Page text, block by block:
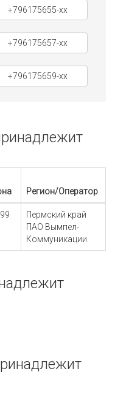
+796175655-xx
+796175657-xx
+796175659-xx
Регион/Оператор
Пермский край
ПАО Вымпел-
Коммуникации